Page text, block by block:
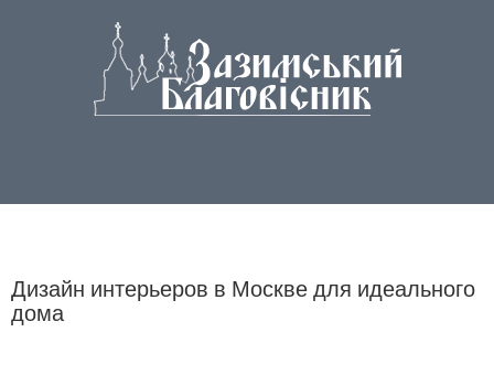
Дизайн интерьеров в Москве для идеального
дома